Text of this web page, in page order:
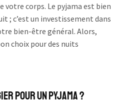
votre corps. Le pyjama est bien
; c’est un investissement dans
bien-être général. Alors,
choix pour des nuits
pour un pyjama ?